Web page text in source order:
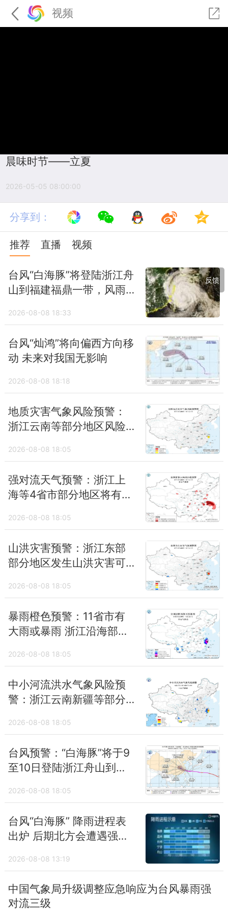
视频
晨味时节——立夏
2026-05-05 08:00:00
分享到：
推荐 直播 视频
台风“白海豚”将登陆浙江舟
山到福建福鼎一带，风雨
带来强降雨
2026-08-08 18:33
台风“灿鸿”将向偏西方向移
动 未来对我国无影响
2026-08-08 18:18
地质灾害气象风险预警：
浙江云南等部分地区风险
2026-08-08 18:05
强对流天气预警：浙江上
海等4省市部分地区将有10
2026-08-08 18:05
山洪灾害预警：浙江东部
部分地区发生山洪灾害可
2026-08-08 18:05
暴雨橙色预警：11省市有
大雨或暴雨 浙江沿海部分
2026-08-08 18:05
中小河流洪水气象风险预
警：浙江云南新疆等部分
2026-08-08 18:05
台风预警：“白海豚”将于9
至10日登陆浙江舟山到福
2026-08-08 18:05
台风“白海豚” 降雨进程表
出炉 后期北方会遭遇强降
2026-08-08 13:19
中国气象局升级调整应急响应为台风暴雨强
对流三级
反馈